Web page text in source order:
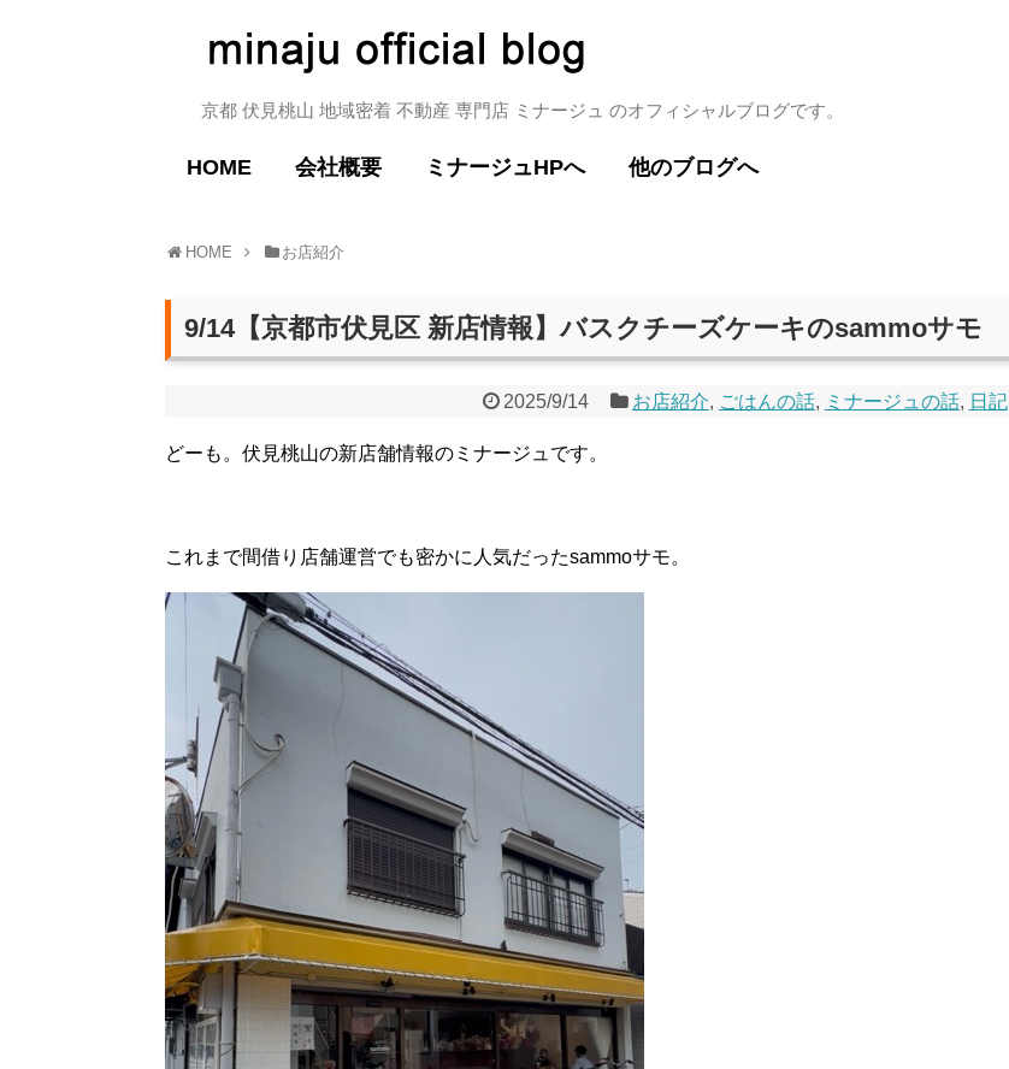
京都 伏見桃山 地域密着 不動産 専門店 ミナージュ のオフィシャルブログです。
HOME 会社概要 ミナージュHPへ 他のブログへ
HOME お店紹介
9/14【京都市伏見区 新店情報】バスクチーズケーキのsammoサモ
2025/9/14 お店紹介, ごはんの話, ミナージュの話, 日記
どーも。伏見桃山の新店舗情報のミナージュです。
これまで間借り店舗運営でも密かに人気だったsammoサモ。